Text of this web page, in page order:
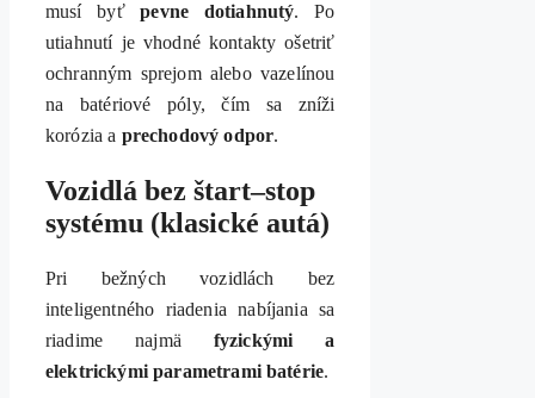
musí byťpevne dotiahnutý. Po
utiahnutí je vhodné kontakty ošetriť
ochranným sprejom alebo vazelínou
na batériové póly, čím sa zníži
korózia a prechodový odpor.
Vozidlá bez štart–stop
systému (klasické autá)
Pri bežných vozidlách bez
inteligentného riadenia nabíjania sa
riadime najmä fyzickými a
elektrickými parametrami batérie.